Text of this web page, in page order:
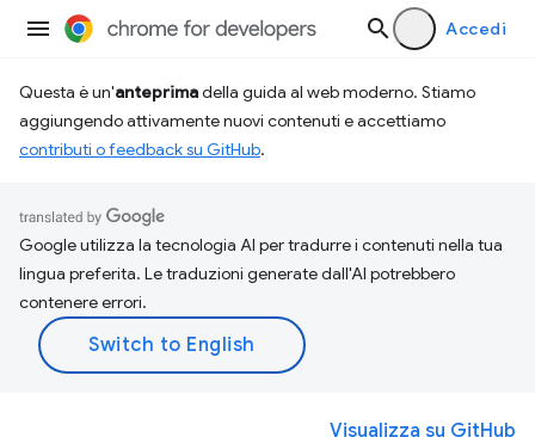
Accedi
Questa è un'anteprimadella guida al web moderno. Stiamo
aggiungendo attivamente nuovi contenuti e accettiamo
contributi o feedback su GitHub.
Google utilizza la tecnologia AI per tradurre i contenuti nella tua
lingua preferita. Le traduzioni generate dall'AI potrebbero
contenere errori.
Visualizza su GitHub